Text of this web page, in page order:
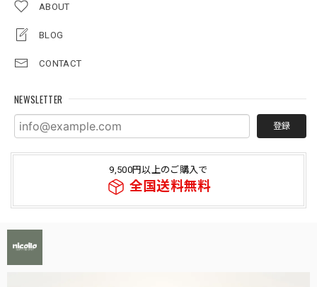
ABOUT
BLOG
CONTACT
NEWSLETTER
登録
9,500円以上のご購入で
全国送料無料